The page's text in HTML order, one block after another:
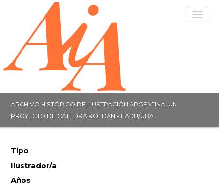
ARCHIVO HISTÓRICO DE ILUSTRACIÓN ARGENTINA. UN
PROYECTO DE CÁTEDRA ROLDÁN - FADU/UBA.
Tipo
Ilustrador/a
Años